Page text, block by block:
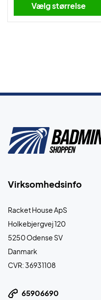
Vælg størrelse
Virksomhedsinfo
Racket House ApS
Holkebjergvej 120
5250 Odense SV
Danmark
CVR: 36931108
65906690